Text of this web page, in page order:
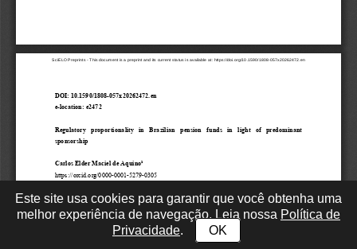
Este site usa cookies para garantir que você obtenha uma
melhor experiência de navegação. Leia nossa Política de
Privacidade. OK